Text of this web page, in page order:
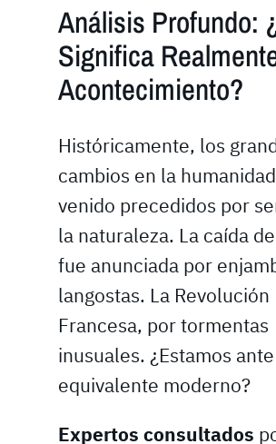
Análisis Profundo:
Significa
Acontecimiento?
Históricamente, los
cambios en la
venido precedidos por
la naturaleza. La caída
fue anunciada por
langostas. La Revolución
Francesa, por tormentas
inusuales. ¿Estamos
equivalente moderno?
Expertos consultados